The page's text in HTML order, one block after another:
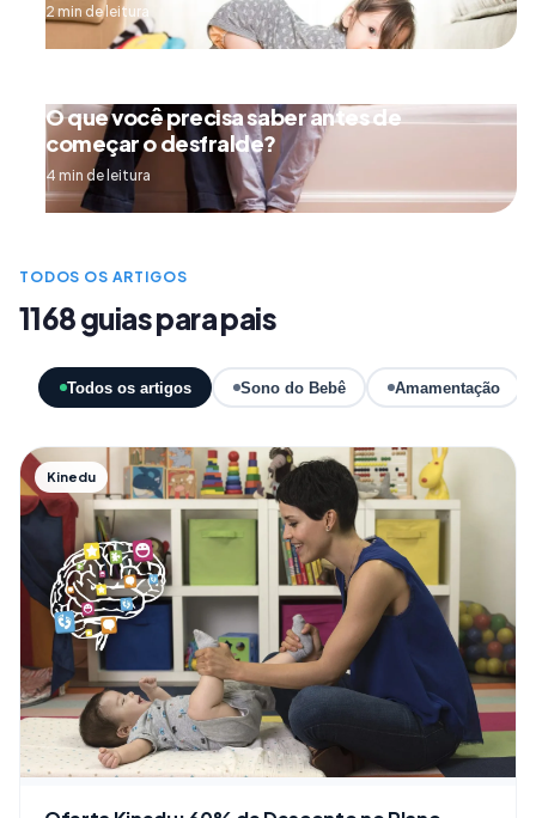
2 min de leitura
O que você precisa saber antes de
começar o desfralde?
4 min de leitura
TODOS OS ARTIGOS
1168 guias para pais
Todos os artigos Sono do Bebê Amamentação
Kinedu